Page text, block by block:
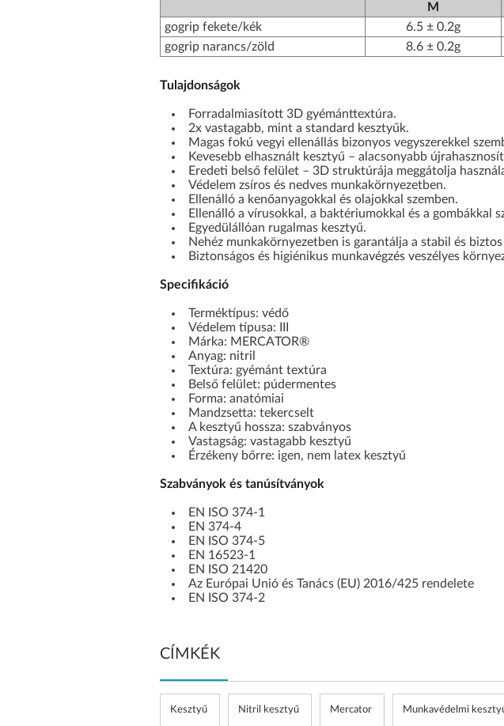
M
gogrip fekete/kék
6.5 ± 0.2g
gogrip narancs/zöld
8.6 ± 0.2g
Tulajdonságok
Forradalmiasított 3D gyémánttextúra.
2x vastagabb, mint a standard kesztyűk.
Magas fokú vegyi ellenállás bizonyos vegyszerekkel
Kevesebb elhasznált kesztyű – alacsonyabb
Eredeti belső felület – 3D struktúrája meggátolja
Védelem zsíros és nedves munkakörnyezetben.
Ellenálló a kenőanyagokkal és olajokkal szemben.
Ellenálló a vírusokkal, a baktériumokkal és a gombákkal
Egyedülállóan rugalmas kesztyű.
Nehéz munkakörnyezetben is garantálja a stabil és
Biztonságos és higiénikus munkavégzés veszélyes
Specifikáció
Terméktípus: védő
Védelem típusa: III
Márka: MERCATOR®
Anyag: nitril
Textúra: gyémánt textúra
Belső felület: púdermentes
Forma: anatómiai
Mandzsetta: tekercselt
A kesztyű hossza: szabványos
Vastagság: vastagabb kesztyű
Érzékeny bőrre: igen, nem latex kesztyű
Szabványok és tanúsítványok
EN ISO 374-1
EN 374-4
EN ISO 374-5
EN 16523-1
EN ISO 21420
Az Európai Unió és Tanács (EU) 2016/425 rendelete
EN ISO 374-2
CÍMKÉK
Kesztyű Nitril kesztyű Mercator Munkavédelmi